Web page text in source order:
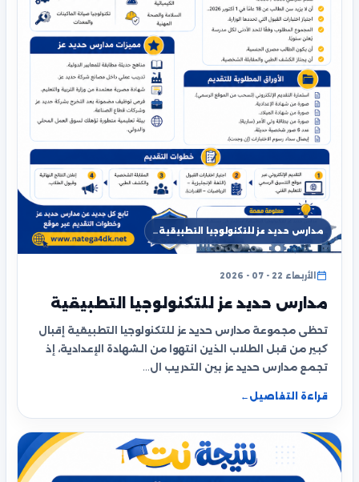
مدارس حديد عز للتكنولوجيا التطبيقية…
الأربعاء 22 - 07 - 2026
مدارس حديد عز للتكنولوجيا التطبيقية
تحظى مجموعة مدارس حديد عز للتكنولوجيا التطبيقية إقبال
كبير من قبل الطلاب الذين انتهوا من الشهادة الإعدادية، إذ
تجمع مدارس حديد عز بين التدريب ال…
قراءة التفاصيل ←